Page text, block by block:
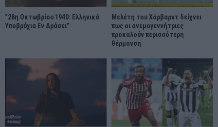
“28η Οκτωβρίου 1940: Ελληνικά
Υποβρύχια Εν Δράσει”
Μελέτη του Χάρβαρντ δείχνει
πως οι ανεμογεννήτριες
προκαλούν περισσότερη
θέρμανση